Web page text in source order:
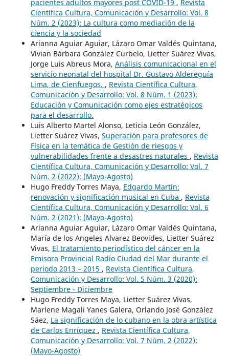
pacientes adultos mayores post COVID-19 , Revista
Científica Cultura, Comunicación y Desarrollo: Vol. 8
Núm. 2 (2023): La cultura como mediación de la
ciencia y la sociedad
Arianna Aguiar Aguiar, Lázaro Omar Valdés Quintana,
Vivian Bárbara González Curbelo, Lietter Suárez Vivas,
Jorge Luis Abreus Mora, Análisis comunicacional en el
servicio neonatal del hospital Dr. Gustavo Aldereguía
Lima, de Cienfuegos. , Revista Científica Cultura,
Comunicación y Desarrollo: Vol. 8 Núm. 1 (2023):
Educación y Comunicación como ejes estratégicos
para el desarrollo.
Luis Alberto Martel Alonso, Leticia León González,
Lietter Suárez Vivas, Superación para profesores de
Física en la temática de Gestión de riesgos y
vulnerabilidades frente a desastres naturales , Revista
Científica Cultura, Comunicación y Desarrollo: Vol. 7
Núm. 2 (2022): (Mayo-Agosto)
Hugo Freddy Torres Maya, Edgardo Martín:
renovación y significación musical en Cuba , Revista
Científica Cultura, Comunicación y Desarrollo: Vol. 6
Núm. 2 (2021): (Mayo-Agosto)
Arianna Aguiar Aguiar, Lázaro Omar Valdés Quintana,
María de los Angeles Alvarez Beovides, Lietter Suárez
Vivas, El tratamiento periodístico del cáncer en la
Emisora Provincial Radio Ciudad del Mar durante el
periodo 2013 – 2015 , Revista Científica Cultura,
Comunicación y Desarrollo: Vol. 5 Núm. 3 (2020):
Septiembre - Diciembre
Hugo Freddy Torres Maya, Lietter Suárez Vivas,
Marlene Magali Yanes Galera, Orlando José González
Sáez, La significación de lo cubano en la obra artística
de Carlos Enríquez , Revista Científica Cultura,
Comunicación y Desarrollo: Vol. 7 Núm. 2 (2022):
(Mayo-Agosto)